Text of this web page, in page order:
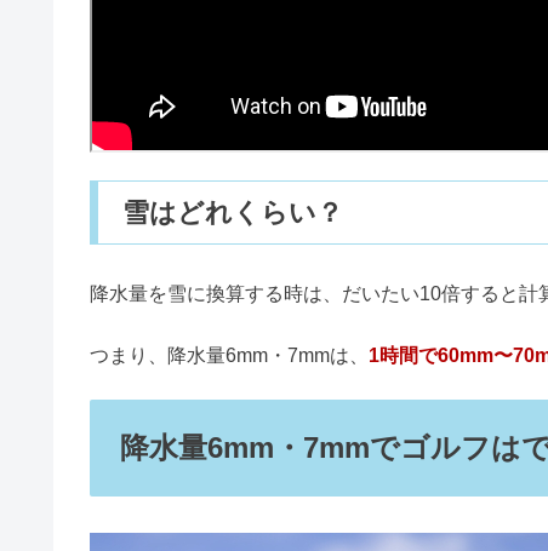
降水量10mmはどれくらい？キャ
黒にんにく食べ続けた結果｜血圧
ダイソーの在庫確認する方法｜電
お地蔵さんに手を合わせてはいけ
降水量6mm・7mmは、
この降水量は、傘を差していても全身がが濡れるレ